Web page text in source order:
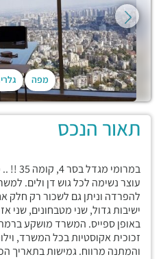
מפה
תאור הנכס
עוצר נשימה לכל גוש דן ולים.
ישיבות גדול, שני מטבחונים, שני
באופן ספייס. המשרד מושקע
זכוכית אקוסטיות בכל המשרד,
והמתנה מרווח. גמישות בתאריך